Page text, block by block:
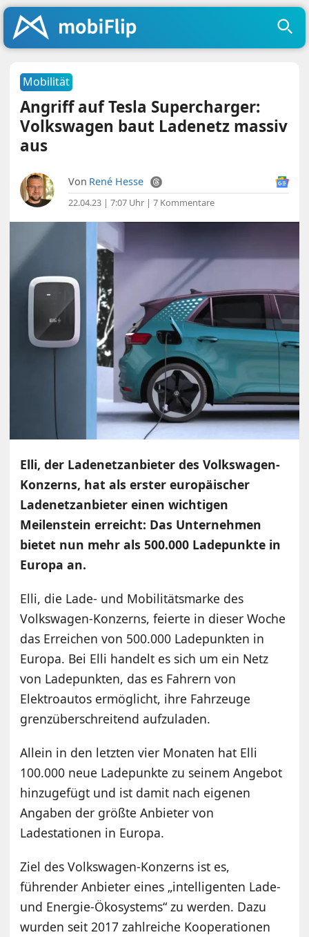
Mobilität
Angriff auf Tesla Supercharger:
Volkswagen baut Ladenetz massiv
aus
Von René Hesse
22.04.23 | 7:07 Uhr |7 Kommentare
Elli, der Ladenetzanbieter des Volkswagen-
Konzerns, hat als erster europäischer
Ladenetzanbieter einen wichtigen
Meilenstein erreicht: Das Unternehmen
bietet nun mehr als 500.000 Ladepunkte in
Europa an.
Elli, die Lade- und Mobilitätsmarke des
Volkswagen-Konzerns, feierte in dieser Woche
das Erreichen von 500.000 Ladepunkten in
Europa. Bei Elli handelt es sich um ein Netz
von Ladepunkten, das es Fahrern von
Elektroautos ermöglicht, ihre Fahrzeuge
grenzüberschreitend aufzuladen.
Allein in den letzten vier Monaten hat Elli
100.000 neue Ladepunkte zu seinem Angebot
hinzugefügt und ist damit nach eigenen
Angaben der größte Anbieter von
Ladestationen in Europa.
Ziel des Volkswagen-Konzerns ist es,
führender Anbieter eines „intelligenten Lade-
und Energie-Ökosystems“ zu werden. Dazu
wurden seit 2017 zahlreiche Kooperationen